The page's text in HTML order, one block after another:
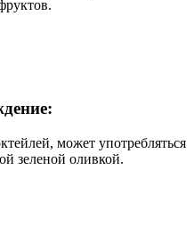
может употребляться
зеленой оливкой.